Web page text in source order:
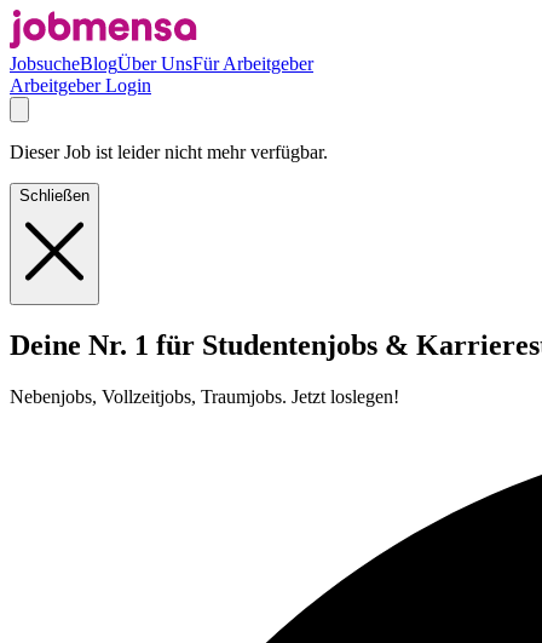
JobsucheBlogÜber UnsFür Arbeitgeber
Arbeitgeber Login
Dieser Job ist leider nicht mehr verfügbar.
Schließen
Deine Nr. 1 für Studentenjobs &
Nebenjobs, Vollzeitjobs, Traumjobs. Jetzt loslegen!